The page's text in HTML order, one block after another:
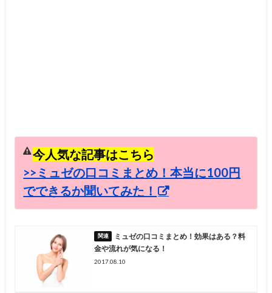
今人気な記事はこちら
>>ミュゼの口コミまとめ！本当に100円
でできるか聞いてみた！
ミュゼの口コミまとめ！効果はある？料
金や流れが気になる！
2017.08.10